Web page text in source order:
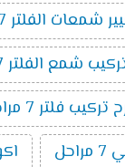
شمعات الفلتر 7 مراحل
شمع الفلتر 7 مراحل
فلتر 7 مراحل